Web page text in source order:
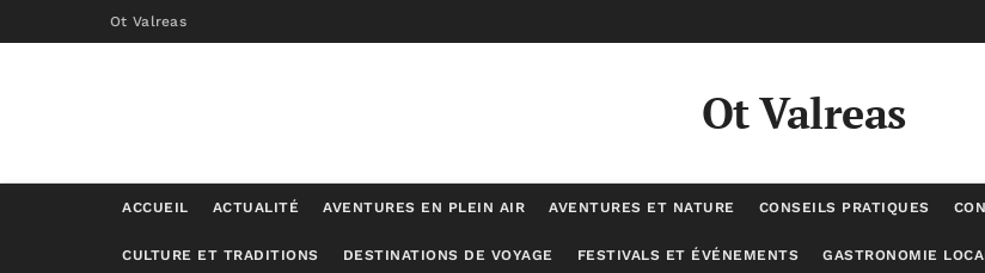
Ot Valreas
Ot Valreas
ACCUEIL ACTUALITÉ AVENTURES EN PLEIN AIR AVENTURES ET NATURE CONSEILS PRATIQUES
CULTURE ET TRADITIONS DESTINATIONS DE VOYAGE FESTIVALS ET ÉVÉNEMENTS GASTRONOMIE